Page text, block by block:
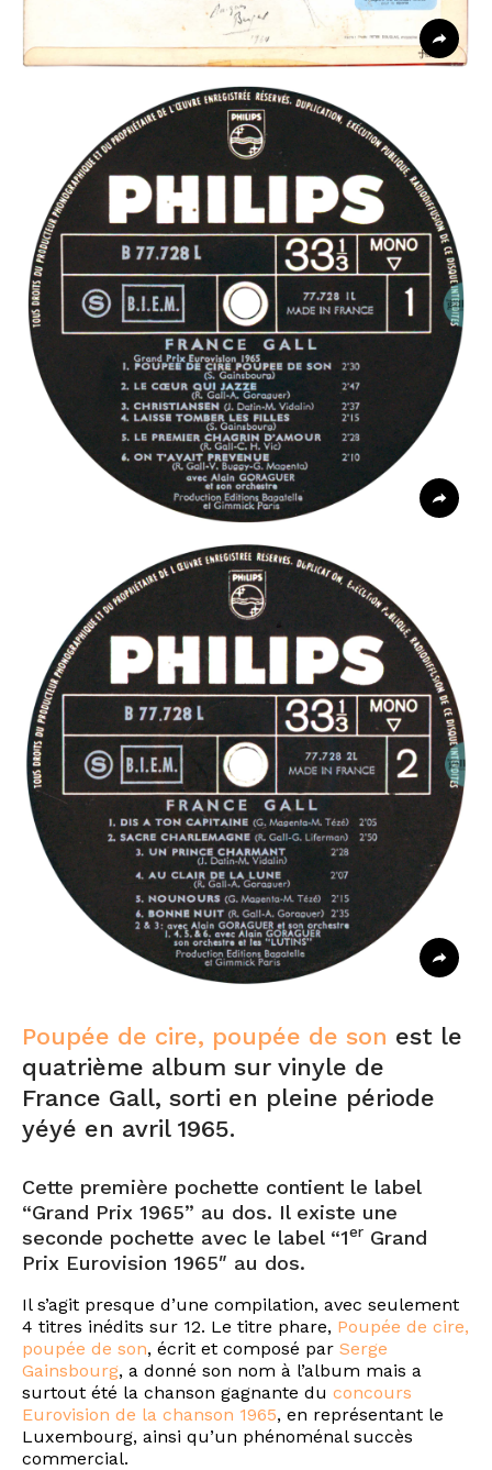
Poupée de cire, poupée de son est le
quatrième album sur vinyle de
France Gall, sorti en pleine période
yéyé en avril 1965.
Cette première pochette contient le label
“Grand Prix 1965” au dos. Il existe une
seconde pochette avec le label “1er Grand
Prix Eurovision 1965″ au dos.
Il s’agit presque d’une compilation, avec seulement
4 titres inédits sur 12. Le titre phare, Poupée de cire,
poupée de son, écrit et composé par Serge
Gainsbourg, a donné son nom à l’album mais a
surtout été la chanson gagnante du concours
Eurovision de la chanson 1965, en représentant le
Luxembourg, ainsi qu’un phénoménal succès
commercial.